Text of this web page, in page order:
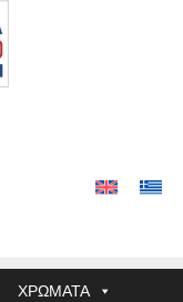
ΧΡΩΜΑΤΑ